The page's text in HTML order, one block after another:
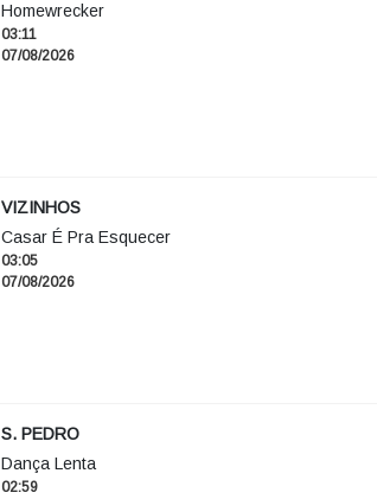
Homewrecker
03:11
07/08/2026
VIZINHOS
Casar É Pra Esquecer
03:05
07/08/2026
S. PEDRO
Dança Lenta
02:59